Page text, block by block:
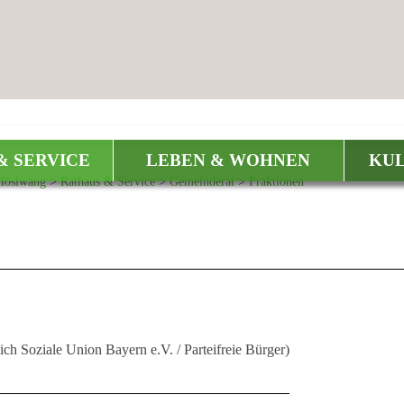
SERVICE LEBEN & WOHNEN
>Rathaus & Service>Gemeinderat>Fraktionen
Soziale Union Bayern e.V. / Parteifreie Bürger)